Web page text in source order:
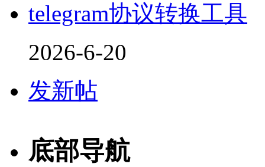
telegram协议转换工具
2026-6-20
发新帖
底部导航